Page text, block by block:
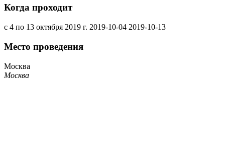
Когда проходит
с 4 по 13 октября 2019 г. 2019-10-04 2019-10-13
Место проведения
Москва
Москва